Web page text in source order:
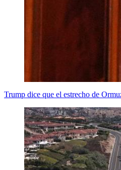
Trump dice que el estrecho de